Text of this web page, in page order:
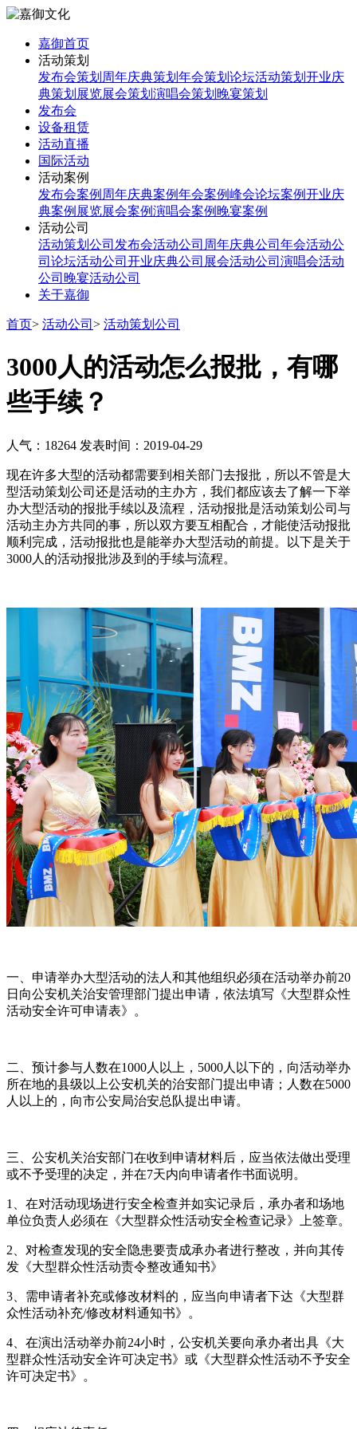
嘉御首页
活动策划
发布会策划 周年庆典策划 年会策划 论坛活动策划 开业庆
典策划 展览展会策划 演唱会策划 晚宴策划
发布会
设备租赁
活动直播
国际活动
活动案例
发布会案例 周年庆典案例年会案例峰会论坛案例开业庆
典案例 展览展会案例演唱会案例 晚宴案例
活动公司
活动策划公司 发布会活动公司 周年庆典公司 年会活动公
司 论坛活动公司 开业庆典公司 展会活动公司 演唱会活动
公司 晚宴活动公司
关于嘉御
首页> 活动公司 > 活动策划公司
3000人的活动怎么报批，有哪
些手续？
人气：18264 发表时间：2019-04-29
现在许多大型的活动都需要到相关部门去报批，所以不管是大
型活动策划公司还是活动的主办方，我们都应该去了解一下举
办大型活动的报批手续以及流程，活动报批是活动策划公司与
活动主办方共同的事，所以双方要互相配合，才能使活动报批
顺利完成，活动报批也是能举办大型活动的前提。以下是关于
3000人的活动报批涉及到的手续与流程。
一、申请举办大型活动的法人和其他组织必须在活动举办前20
日向公安机关治安管理部门提出申请，依法填写《大型群众性
活动安全许可申请表》。
二、预计参与人数在1000人以上，5000人以下的，向活动举办
所在地的县级以上公安机关的治安部门提出申请；人数在5000
人以上的，向市公安局治安总队提出申请。
三、公安机关治安部门在收到申请材料后，应当依法做出受理
或不予受理的决定，并在7天内向申请者作书面说明。
1、在对活动现场进行安全检查并如实记录后，承办者和场地
单位负责人必须在《大型群众性活动安全检查记录》上签章。
2、对检查发现的安全隐患要责成承办者进行整改，并向其传
发《大型群众性活动责令整改通知书》
3、需申请者补充或修改材料的，应当向申请者下达《大型群
众性活动补充/修改材料通知书》。
4、在演出活动举办前24小时，公安机关要向承办者出具《大
型群众性活动安全许可决定书》或《大型群众性活动不予安全
许可决定书》。